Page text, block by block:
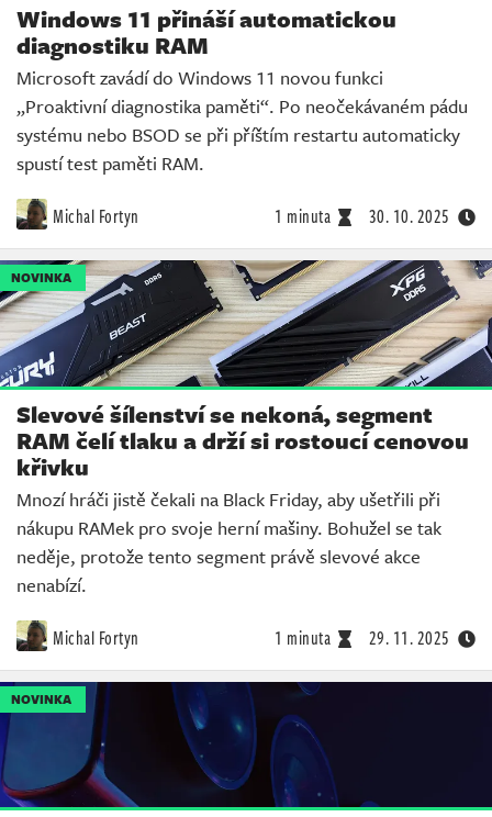
Windows 11 přináší automatickou
diagnostiku RAM
Microsoft zavádí do Windows 11 novou funkci
„Proaktivní diagnostika paměti“. Po neočekávaném pádu
systému nebo BSOD se při příštím restartu automaticky
spustí test paměti RAM.
Michal Fortyn 1 minuta 30. 10. 2025
NOVINKA
Slevové šílenství se nekoná, segment
RAM čelí tlaku a drží si rostoucí cenovou
křivku
Mnozí hráči jistě čekali na Black Friday, aby ušetřili při
nákupu RAMek pro svoje herní mašiny. Bohužel se tak
neděje, protože tento segment právě slevové akce
nenabízí.
Michal Fortyn 1 minuta 29. 11. 2025
NOVINKA